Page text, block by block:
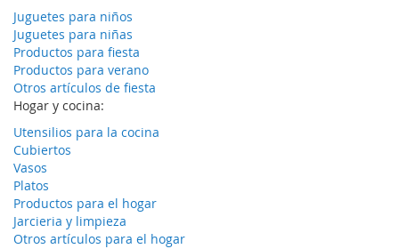
Juguetes para niños
Juguetes para niñas
Productos para fiesta
Productos para verano
Otros artículos de fiesta
Hogar y cocina:
Utensilios para la cocina
Cubiertos
Vasos
Platos
Productos para el hogar
Jarcieria y limpieza
Otros artículos para el hogar